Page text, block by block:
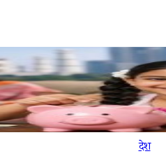
देश